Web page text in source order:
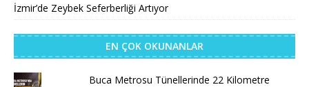
İzmir’de Zeybek Seferberliği Artıyor
EN ÇOK OKUNANLAR
Buca Metrosu Tünellerinde 22 Kilometre